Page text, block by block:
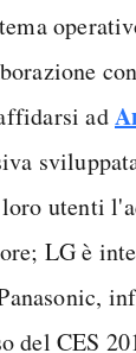
ad
utenti
LG è
del CES